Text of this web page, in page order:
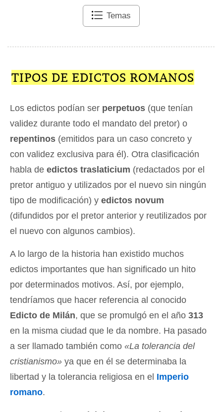
Temas
TIPOS DE EDICTOS ROMANOS
Los edictos podían ser perpetuos (que tenían
validez durante todo el mandato del pretor) o
repentinos (emitidos para un caso concreto y
con validez exclusiva para él). Otra clasificación
habla de edictos traslaticium (redactados por el
pretor antiguo y utilizados por el nuevo sin ningún
tipo de modificación) y edictos novum
(difundidos por el pretor anterior y reutilizados por
el nuevo con algunos cambios).
A lo largo de la historia han existido muchos
edictos importantes que han significado un hito
por determinados motivos. Así, por ejemplo,
tendríamos que hacer referencia al conocido
Edicto de Milán, que se promulgó en el año 313
en la misma ciudad que le da nombre. Ha pasado
a ser llamado también como «La tolerancia del
cristianismo» ya que en él se determinaba la
libertad y la tolerancia religiosa en el Imperio
romano.